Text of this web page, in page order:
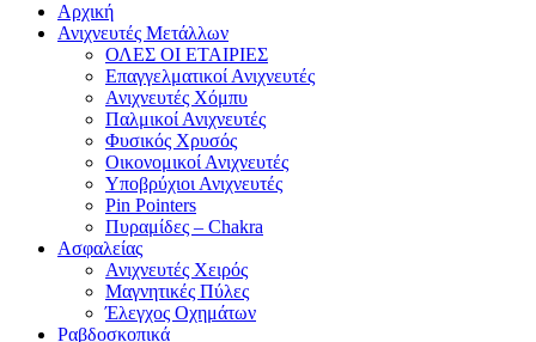
Αρχική
Ανιχνευτές Μετάλλων
ΟΛΕΣ ΟΙ ΕΤΑΙΡΙΕΣ
Επαγγελματικοί Ανιχνευτές
Ανιχνευτές Χόμπυ
Παλμικοί Ανιχνευτές
Φυσικός Χρυσός
Οικονομικοί Ανιχνευτές
Υποβρύχιοι Ανιχνευτές
Pin Pointers
Πυραμίδες – Chakra
Ασφαλείας
Ανιχνευτές Χειρός
Μαγνητικές Πύλες
Έλεγχος Οχημάτων
Ραβδοσκοπικά